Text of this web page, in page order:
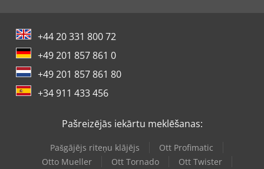
+44 20 331 800 72
+49 201 857 861 0
+49 201 857 861 80
+34 911 433 456
Pašreizējās iekārtu meklēšanas:
Pašgājējs riteņu klājējs
Ott Profimatic
Otto Mueller
Ott Tornado
Ott Twister